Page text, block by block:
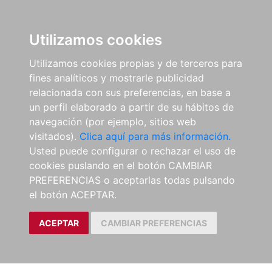
Utilizamos cookies
Utilizamos cookies propias y de terceros para
fines analíticos y mostrarle publicidad
relacionada con sus preferencias, en base a
un perfil elaborado a partir de su hábitos de
navegación (por ejemplo, sitios web
visitados). Clica aquí para más información.
Usted puede configurar o rechazar el uso de
cookies puslando en el botón CAMBIAR
PREFERENCIAS o aceptarlas todas pulsando
el botón ACEPTAR.
ACEPTAR CAMBIAR PREFERENCIAS